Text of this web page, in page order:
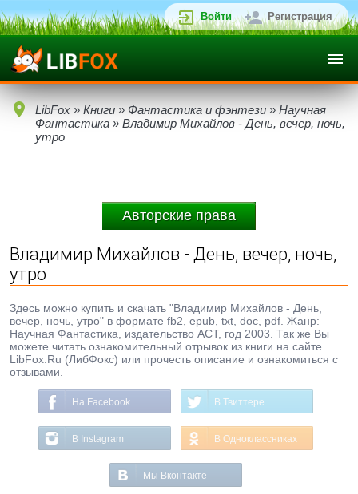
Войти Регистрация
LibFox » Книги » Фантастика и фэнтези » Научная
Фантастика » Владимир Михайлов - День, вечер, ночь,
утро
Авторские права
Владимир Михайлов - День, вечер, ночь,
утро
Здесь можно купить и скачать "Владимир Михайлов - День,
вечер, ночь, утро" в формате fb2, epub, txt, doc, pdf. Жанр:
Научная Фантастика, издательство АСТ, год 2003. Так же Вы
можете читать ознакомительный отрывок из книги на сайте
LibFox.Ru (ЛибФокс) или прочесть описание и ознакомиться с
отзывами.
На Facebook В Твиттере
В Instagram В Одноклассниках
Мы Вконтакте